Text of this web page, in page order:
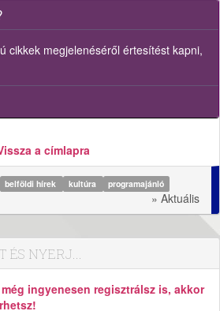
cikkek megjelenéséről értesítést kapni,
a címlapra
belföldi hírek kultúra
programajánló
» Aktuális
ÉS NYERJ...
még ingyenesen regisztrálsz is, akkor